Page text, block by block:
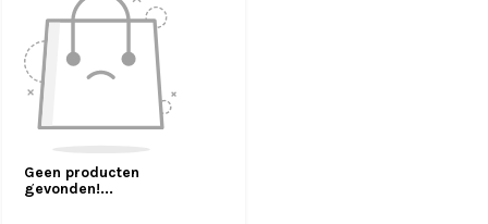
Geen producten
gevonden!...